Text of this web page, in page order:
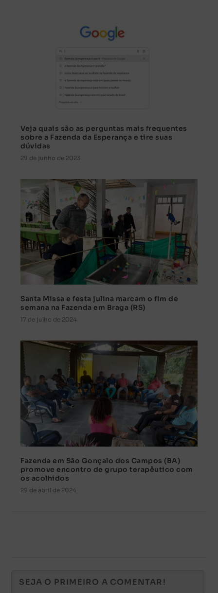
Veja quais são as perguntas mais frequentes
sobre a Fazenda da Esperança e tire suas
dúvidas
29 de junho de 2023
Santa Missa e festa julina marcam o fim de
semana na Fazenda em Braga (RS)
17 de julho de 2024
Fazenda em São Gonçalo dos Campos (BA)
promove encontro de grupo terapêutico com
os acolhidos
29 de abril de 2024